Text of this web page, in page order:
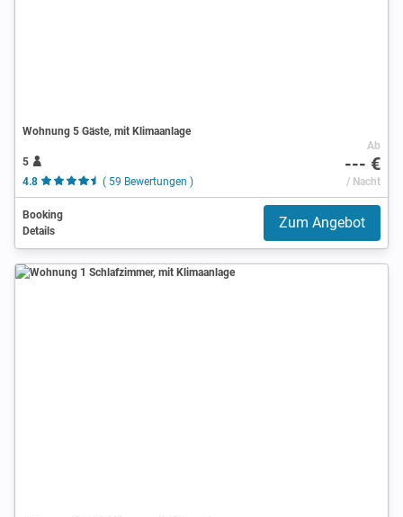
Wohnung 5 Gäste, mit Klimaanlage
5
4.8
( 59 Bewertungen )
Ab
--- €
/ Nacht
Booking
Details
Zum Angebot